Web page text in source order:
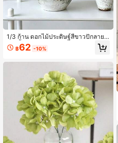
1/3 ก้าน ดอกไม้ประดิษฐ์สีขาวปักลาย 1
8.5 นิ้ว พร้อมก้าน ดอกไฮเดรนเจียผ้าไห
ม ตกแต่งโต๊ะ เหมาะสำหรับสำนักงาน ง
ต่งห้อง ตกแต่งบ้าน ตกแต่งกลางแจ้ง ข
องขวัญวันพ่อ
฿62 -10%